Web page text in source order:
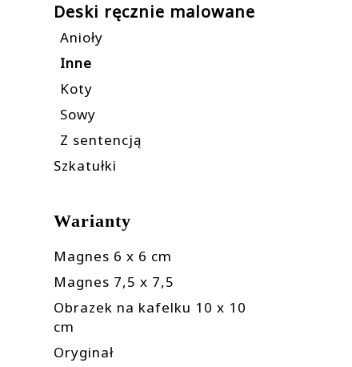
Deski ręcznie malowane
Anioły
Inne
Koty
Sowy
Z sentencją
Szkatułki
Warianty
Magnes 6 x 6 cm
Magnes 7,5 x 7,5
Obrazek na kafelku 10 x 10
cm
Oryginał